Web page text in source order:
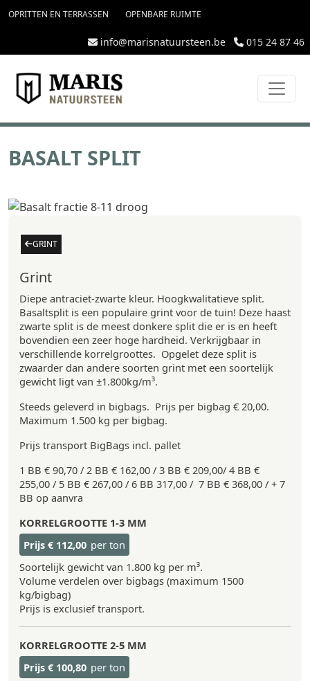
Overslaan en naar de inhoud gaan
topmenu
OPRITTEN EN TERRASSEN OPENBARE RUIMTE
info@marisnatuursteen.be 015 24 87 46
BASALT SPLIT
GRINT
Grint
Diepe antraciet-zwarte kleur. Hoogkwalitatieve split.
Basaltsplit is een populaire grint voor de tuin! Deze haast
zwarte split is de meest donkere split die er is en heeft
bovendien een zeer hoge hardheid. Verkrijgbaar in
verschillende korrelgroottes. Opgelet deze split is
zwaarder dan andere soorten grint met een soortelijk
gewicht ligt van ±1.800kg/m³.
Steeds geleverd in bigbags. Prijs per bigbag € 20,00.
Maximum 1.500 kg per bigbag.
Prijs transport BigBags incl. pallet
1 BB € 90,70 / 2 BB € 162,00 / 3 BB € 209,00/ 4 BB €
255,00 / 5 BB € 267,00 / 6 BB 317,00 / 7 BB € 368,00 / + 7
BB op aanvra
KORRELGROOTTE 1-3 MM
Prijs € 112,00 per ton
Soortelijk gewicht van 1.800 kg per m³.
Volume verdelen over bigbags (maximum 1500
kg/bigbag)
Prijs is exclusief transport.
KORRELGROOTTE 2-5 MM
Prijs € 100,80 per ton